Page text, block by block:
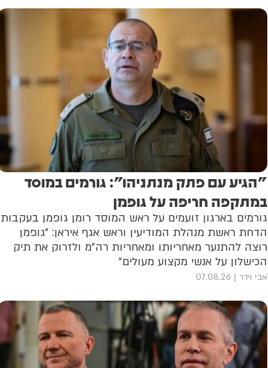
"הגיע עם פתק מנתניהו": גורמים במוסד
במתקפה חריפה על גופמן
גורמים בארגון זועמים על ראש המוסד רומן גופמן בעקבות
הדחת ראשת מנהלת המודיעין וראש אגף איראן: "גופמן
רוצה להתנער מאחריותו ומאחריות רה"מ ולזרוק את תיק
הכישלון על אנשי מקצוע מעולים"
אבי וידר 07.08.26